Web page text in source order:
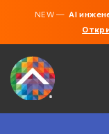
NEW —AI